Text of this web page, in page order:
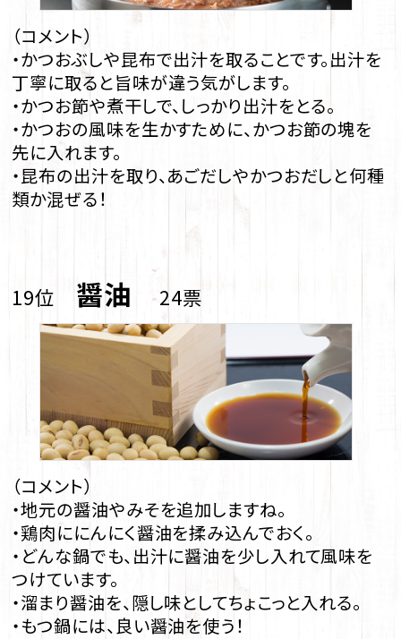
（コメント）
・かつおぶしや昆布で出汁を取ることです。出汁を
丁寧に取ると旨味が違う気がします。
・かつお節や煮干しで、しっかり出汁をとる。
・かつおの風味を生かすために、かつお節の塊を
先に入れます。
・昆布の出汁を取り、あごだしやかつおだしと何種
類か混ぜる！
19位 醤油24票
（コメント）
・地元の醤油やみそを追加しますね。
・鶏肉ににんにく醤油を揉み込んでおく。
・どんな鍋でも、出汁に醤油を少し入れて風味を
つけています。
・溜まり醤油を、隠し味としてちょこっと入れる。
・もつ鍋には、良い醤油を使う！